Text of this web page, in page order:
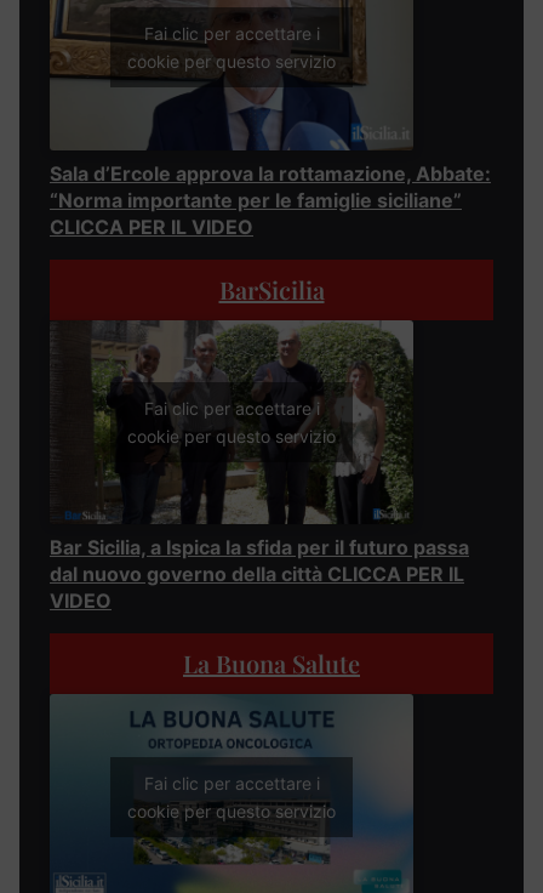
Fai clic per accettare i
cookie per questo servizio
Sala d’Ercole approva la rottamazione, Abbate:
“Norma importante per le famiglie siciliane”
CLICCA PER IL VIDEO
BarSicilia
Fai clic per accettare i
cookie per questo servizio
Bar Sicilia, a Ispica la sfida per il futuro passa
dal nuovo governo della città CLICCA PER IL
VIDEO
La Buona Salute
Fai clic per accettare i
cookie per questo servizio